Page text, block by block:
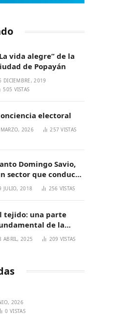
vida alegre” de la
de Popayán
DICIEMBRE, 2019
505 VISTAS
electoral
2026 257VISTAS
Domingo Savio,
sector que conduce
generaciones
increíbles
JULIO, 2018 256 VISTAS
tejido: una parte
de la
Nasa
ABRIL, 2025 209 VISTAS
2026
0VISTAS